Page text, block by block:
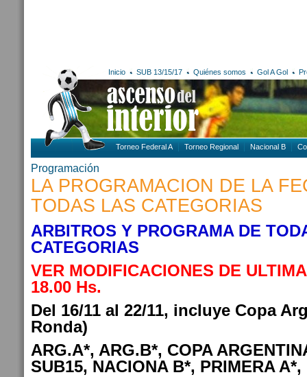
Inicio SUB 13/15/17 Quiénes somos Gol A Gol
Torneo Federal A Torneo Regional Nacional B
Programación
LA PROGRAMACION DE LA
TODAS LAS CATEGORIAS
ARBITROS Y PROGRAMA DE
CATEGORIAS
VER MODIFICACIONES DE
18.00 Hs.
Del 16/11 al 22/11, incluye Copa
Ronda)
ARG.A*, ARG.B*, COPA
SUB15, NACIONA B*, PRIMERA